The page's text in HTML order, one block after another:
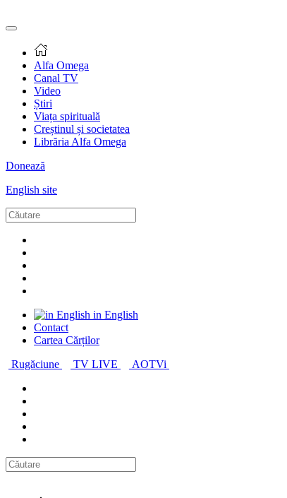
Alfa Omega
Canal TV
Video
Știri
Viața spirituală
Creștinul și societatea
Librăria Alfa Omega
Donează
English site
in English
Contact
Cartea Cărților
Rugăciune
TV LIVE AOTVi